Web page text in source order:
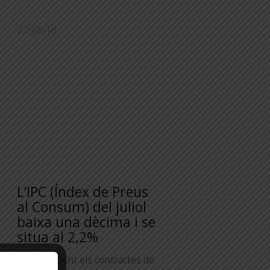
22/08/18
L’IPC (Índex de Preus
al Consum) del juliol
baixa una dècima i se
situa al 2,2%
Habitualment els contractes de